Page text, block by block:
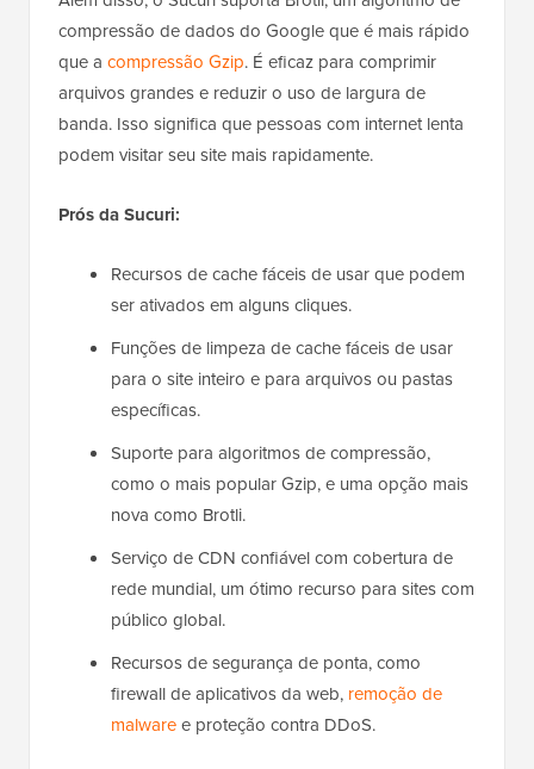
compressão de dados do Google que é mais rápido
que a compressão Gzip. É eficaz para comprimir
arquivos grandes e reduzir o uso de largura de
banda. Isso significa que pessoas com internet lenta
podem visitar seu site mais rapidamente.
Prós da Sucuri:
Recursos de cache fáceis de usar que podem
ser ativados em alguns cliques.
Funções de limpeza de cache fáceis de usar
para o site inteiro e para arquivos ou pastas
específicas.
Suporte para algoritmos de compressão,
como o mais popular Gzip, e uma opção mais
nova como Brotli.
Serviço de CDN confiável com cobertura de
rede mundial, um ótimo recurso para sites com
público global.
Recursos de segurança de ponta, como
firewall de aplicativos da web, remoção de
malwaree proteção contra DDoS.